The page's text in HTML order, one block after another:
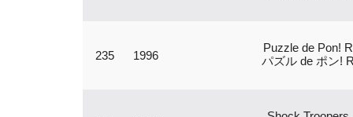
235 1996
Puzzle de Pon! R
パズル de ポン!